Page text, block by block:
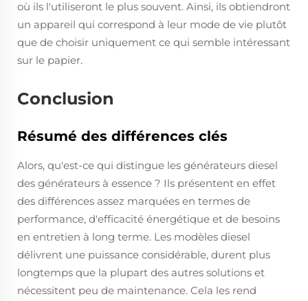
où ils l'utiliseront le plus souvent. Ainsi, ils obtiendront
un appareil qui correspond à leur mode de vie plutôt
que de choisir uniquement ce qui semble intéressant
sur le papier.
Conclusion
Résumé des différences clés
Alors, qu'est-ce qui distingue les générateurs diesel
des générateurs à essence ? Ils présentent en effet
des différences assez marquées en termes de
performance, d'efficacité énergétique et de besoins
en entretien à long terme. Les modèles diesel
délivrent une puissance considérable, durent plus
longtemps que la plupart des autres solutions et
nécessitent peu de maintenance. Cela les rend